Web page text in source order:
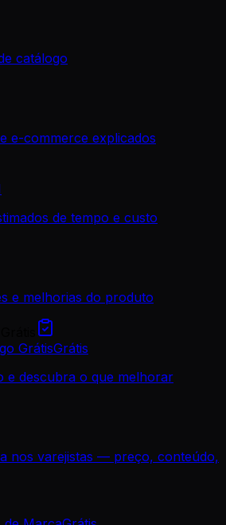
catálogo
e-commerce explicados
de tempo e custo
e melhorias do produto
GrátisGrátis
e descubra o que melhorar
nos varejistas — preço, conteúdo,